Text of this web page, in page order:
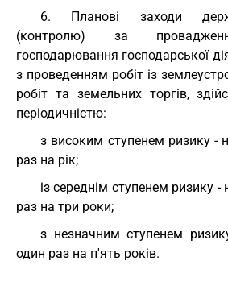
6. Планові заходи
(контролю) за
господарювання господарської
з проведенням робіт із
робіт та земельних торгів,
періодичністю:
з високим ступенем ризику -
раз на рік;
із середнім ступенем ризику -
раз на три роки;
з незначним ступенем
один раз на п'ять років.